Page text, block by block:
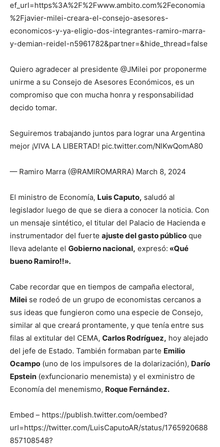
ef_url=https%3A%2F%2Fwww.ambito.com%2Feconomia
%2Fjavier-milei-creara-el-consejo-asesores-
economicos-y-ya-eligio-dos-integrantes-ramiro-marra-
y-demian-reidel-n5961782&partner=&hide_thread=false
Quiero agradecer al presidente @JMilei por proponerme
unirme a su Consejo de Asesores Económicos, es un
compromiso que con mucha honra y responsabilidad
decido tomar.
Seguiremos trabajando juntos para lograr una Argentina
mejor ¡VIVA LA LIBERTAD! pic.twitter.com/NlKwQomA80
— Ramiro Marra (@RAMIROMARRA) March 8, 2024
El ministro de Economía, Luis Caputo, saludó al
legislador luego de que se diera a conocer la noticia. Con
un mensaje sintético, el titular del Palacio de Hacienda e
instrumentador del fuerte ajuste del gasto público que
lleva adelante el Gobierno nacional, expresó: «Qué
bueno Ramiro!!».
Cabe recordar que en tiempos de campaña electoral,
Milei se rodeó de un grupo de economistas cercanos a
sus ideas que fungieron como una especie de Consejo,
similar al que creará prontamente, y que tenía entre sus
filas al extitular del CEMA, Carlos Rodríguez, hoy alejado
del jefe de Estado. También formaban parte Emilio
Ocampo (uno de los impulsores de la dolarización), Darío
Epstein (exfuncionario menemista) y el exministro de
Economía del menemismo, Roque Fernández.
Embed – https://publish.twitter.com/oembed?
url=https://twitter.com/LuisCaputoAR/status/1765920688
857108548?